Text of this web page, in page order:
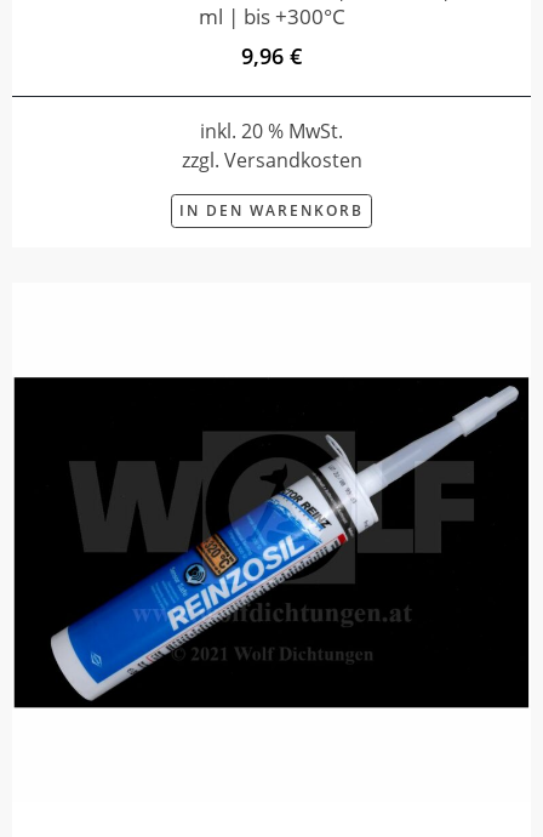
ml | bis +300°C
9,96 €
inkl. 20 % MwSt.
zzgl. Versandkosten
IN DEN WARENKORB